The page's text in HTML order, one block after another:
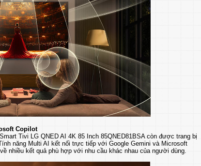
Copilot
Tivi LG QNED AI 4K 85 Inch 85QNED81BSA còn được trang bị
năng Multi AI kết nối trực tiếp với Google Gemini và Microsoft
nhiều kết quả phù hợp với nhu cầu khác nhau của người dùng.